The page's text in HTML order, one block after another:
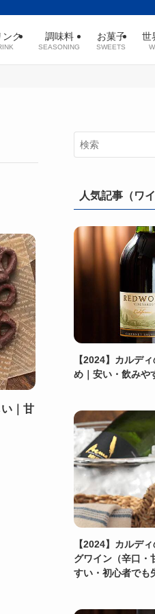
ンク 調味料
SEASONING
お菓子
SWEETS
世
｜甘
人気記事（ワ
【2024】カルデ
め｜安い・飲みや
【2024】カルデ
グワイン（辛口・
すい・初心者でも